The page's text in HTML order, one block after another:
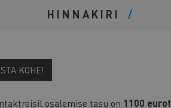
HINNAKIRI
KOHE!
osalemise tasu on 1100 eurot